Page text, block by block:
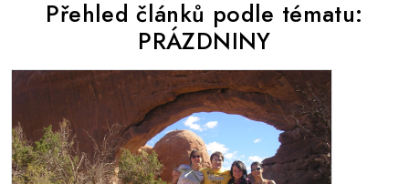
Přehled článků podle tématu:
PRÁZDNINY